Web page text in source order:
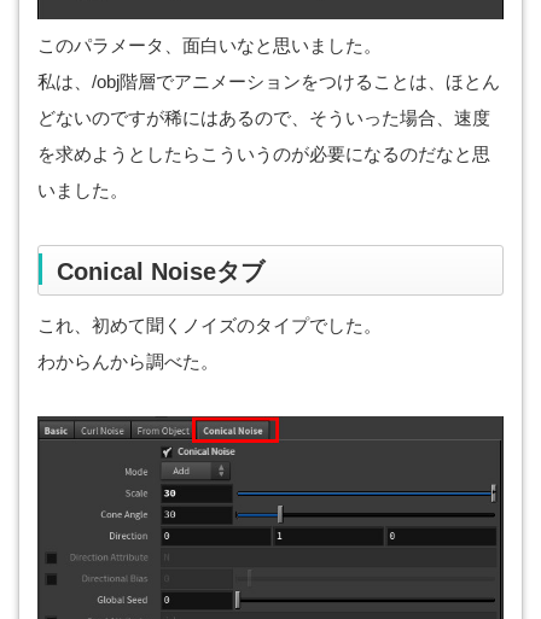
このパラメータ、面白いなと思いました。
私は、/obj階層でアニメーションをつけることは、ほとん
どないのですが稀にはあるので、そういった場合、速度
を求めようとしたらこういうのが必要になるのだなと思
いました。
Conical Noiseタブ
これ、初めて聞くノイズのタイプでした。
わからんから調べた。